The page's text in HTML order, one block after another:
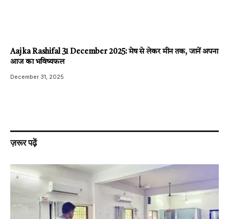
Aaj ka Rashifal 31 December 2025: मेष से लेकर मीन तक, जानें अपना
आज का भविष्यफल
December 31, 2025
ज़रूर पढ़ें